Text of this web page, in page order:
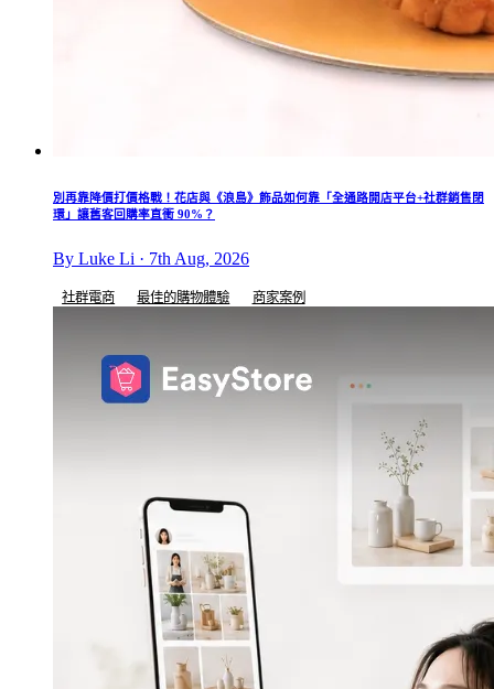
別再靠降價打價格戰！花店與《浪島》飾品如何靠「全通路開店平台+社群銷售閉
環」讓舊客回購率直衝 90%？
By Luke Li · 7th Aug, 2026
社群電商 最佳的購物體驗 商家案例